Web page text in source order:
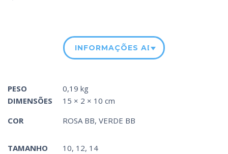
INFORMAÇÕES ADICIONAIS
PESO
0,19 kg
DIMENSÕES
15 × 2 × 10 cm
COR
ROSA BB, VERDE BB
TAMANHO 10, 12, 14